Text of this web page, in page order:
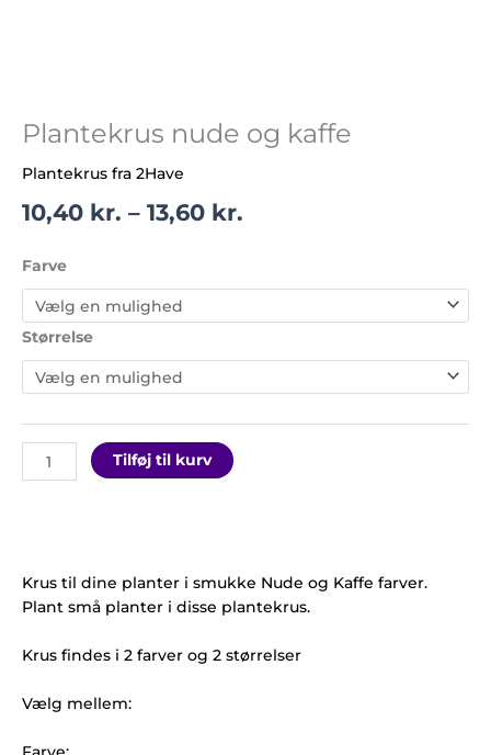
Plantekrus nude og kaffe
Plantekrus fra 2Have
10,40 kr. – 13,60 kr.
Farve
Størrelse
Tilføj til kurv
Krus til dine planter i smukke Nude og Kaffe farver.
Plant små planter i disse plantekrus.
Krus findes i 2 farver og 2 størrelser
Vælg mellem: